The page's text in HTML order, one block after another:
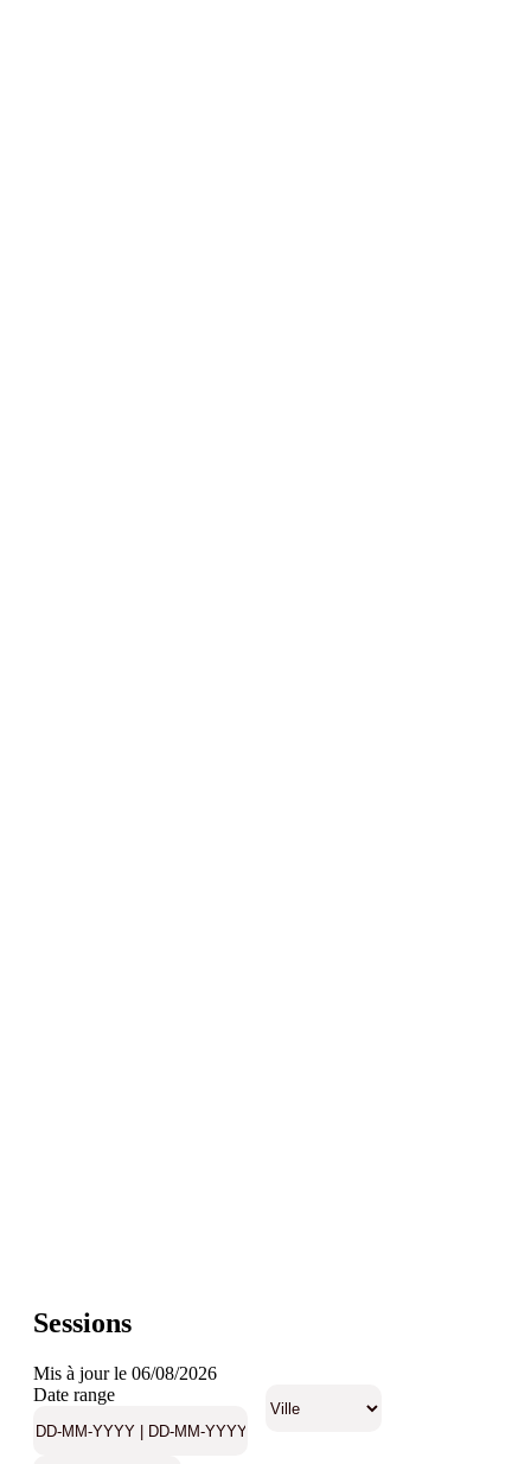
Sessions
Mis à jour le 06/08/2026
Date range